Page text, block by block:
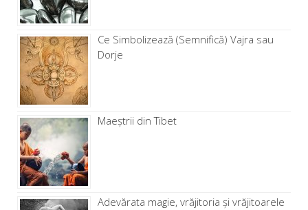
Ce Simbolizează (Semnifică) Vajra sau
Dorje
Maeștrii din Tibet
Adevărata magie, vrăjitoria și vrăjitoarele